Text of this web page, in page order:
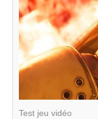
Test jeu vidéo